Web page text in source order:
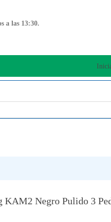
a las 13:30.
KAM2 Negro Pulido 3